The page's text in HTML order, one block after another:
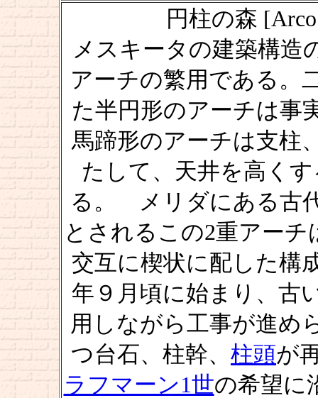
円柱の森 [Arco
メスキータの建築構造
アーチの繁用である。
た半円形のアーチは事
馬蹄形のアーチは支柱
たして、天井を高く
る。 メリダにある古
とされるこの2重アー
交互に楔状に配した構
年９月頃に始まり、古
用しながら工事が進め
つ台石、柱幹、 柱頭が
ラフマーン1世の希望に